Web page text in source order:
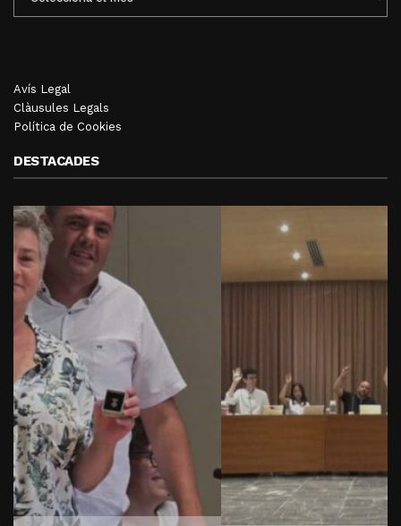
Avís Legal
Clàusules Legals
Política de Cookies
DESTACADES